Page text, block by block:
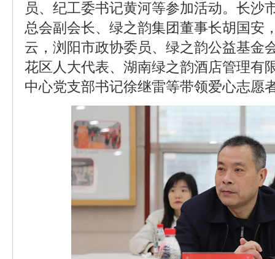
员、纪工委书记黄河等参加活动。长沙
总会副会长、绿之韵集团董事长胡国安
云，浏阳市政协委员、绿之韵公益基金
花区人大代表、湖南绿之韵酒店管理有
中心党支部书记徐继雷等带领爱心志愿